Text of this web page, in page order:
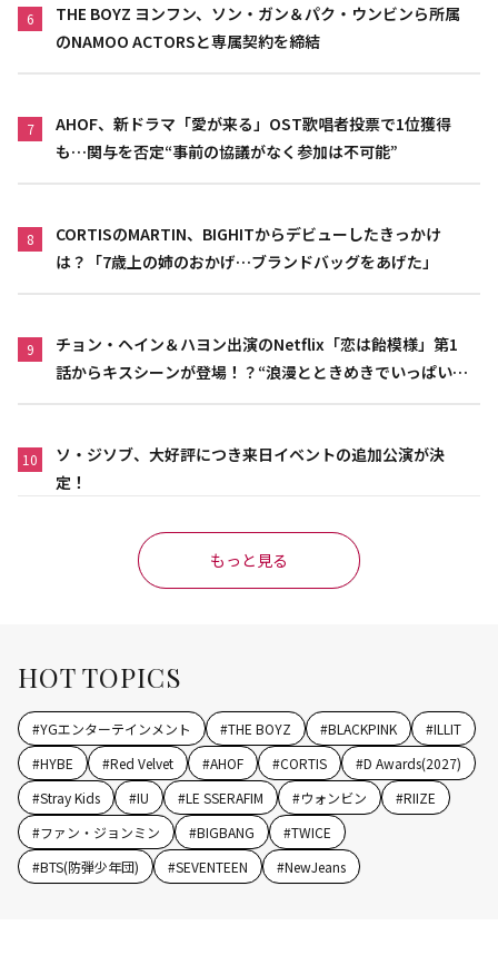
6
THE BOYZ ヨンフン、ソン・ガン＆パク・ウンビンら所属
のNAMOO ACTORSと専属契約を締結
7
AHOF、新ドラマ「愛が来る」OST歌唱者投票で1位獲得
も…関与を否定“事前の協議がなく参加は不可能”
8
CORTISのMARTIN、BIGHITからデビューしたきっかけ
は？「7歳上の姉のおかげ…ブランドバッグをあげた」
9
チョン・ヘイン＆ハヨン出演のNetflix「恋は飴模様」第1
話からキスシーンが登場！？“浪漫とときめきでいっぱいの
10
ソ・ジソブ、大好評につき来日イベントの追加公演が決
定！
もっと見る
HOT TOPICS
#YGエンターテインメント #THE BOYZ #BLACKPINK #ILLIT
#HYBE #Red Velvet #AHOF #CORTIS #D Awards(2027)
#Stray Kids #IU #LE SSERAFIM #ウォンビン #RIIZE
#ファン・ジョンミン #BIGBANG #TWICE
#BTS(防弾少年団) #SEVENTEEN #NewJeans